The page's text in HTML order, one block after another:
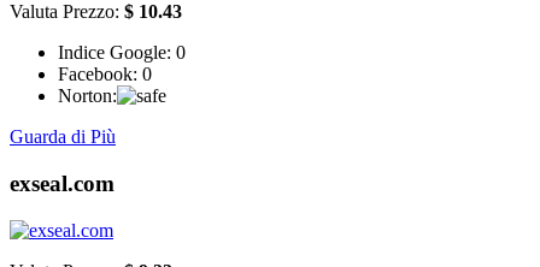
Valuta Prezzo: $ 10.43
Indice Google: 0
Facebook: 0
Norton:
Guarda di Più
exseal.com